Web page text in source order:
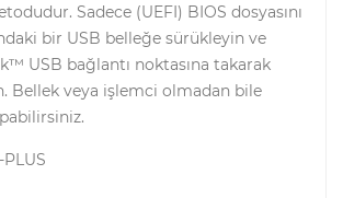
Sadece (UEFI) BIOS dosyasını
bir USB belleğe sürükleyin ve
USB bağlantı noktasına takarak
Bellek veya işlemci olmadan bile